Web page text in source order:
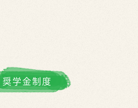
奨学金制度